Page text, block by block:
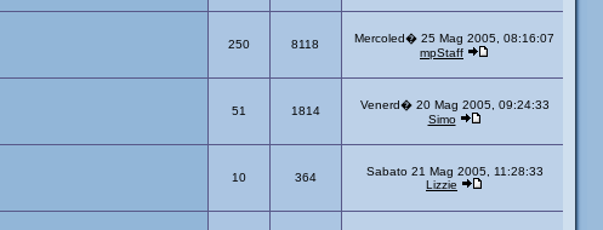
250 8118
Mercoled� 25 Mag 2005, 08:16:07
mpStaff
51 1814
Venerd� 20 Mag 2005, 09:24:33
Simo
10 364
Sabato 21 Mag 2005, 11:28:33
Lizzie